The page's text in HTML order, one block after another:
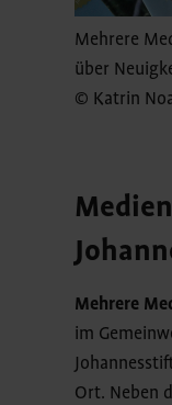
Mehrere
über
© Katrin
Mehrere
im
Ort. Neben